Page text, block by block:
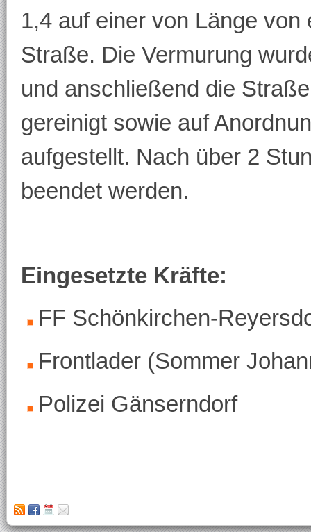
1,4 auf einer von Länge
Straße. Die Vermurung
und anschließend die
gereinigt sowie auf
aufgestellt. Nach über 2
beendet werden.
Eingesetzte Kräfte:
FF Schönkirchen-
Frontlader (Sommer
Polizei Gänserndorf